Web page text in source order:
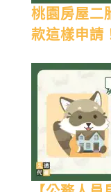
桃園房屋二
款這樣申請